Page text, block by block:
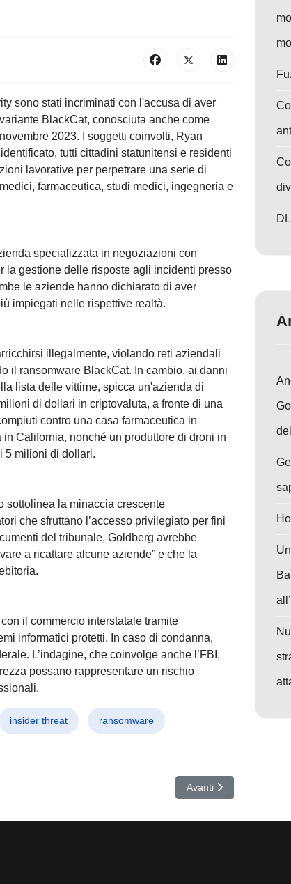
sono stati incriminati con l'accusa di aver
BlackCat, conosciuta anche come
2023. I soggetti coinvolti, Ryan
tutti cittadini statunitensi e residenti
lavorative per perpetrare una serie di
farmaceutica, studi medici, ingegneria e
specializzata in negoziazioni con
la gestione delle risposte agli incidenti presso
le aziende hanno dichiarato di aver
impiegati nelle rispettive realtà.
illegalmente, violando reti aziendali
il ransomware BlackCat. In cambio, ai danni
lista delle vittime, spicca un'azienda di
di dollari in criptovaluta, a fronte di una
contro una casa farmaceutica in
California, nonché un produttore di droni in
5 milioni di dollari.
sottolinea la minaccia crescente
che sfruttano l’accesso privilegiato per fini
del tribunale, Goldberg avrebbe
a ricattare alcune aziende” e che la
il commercio interstatale tramite
informatici protetti. In caso di condanna,
L’indagine, che coinvolge anche l’FBI,
possano rappresentare un rischio
insider threat ransomware
del cybercrime invade Telegram con estorsioni e
Articolo successivo:
Avanti